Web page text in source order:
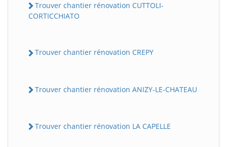
Trouver chantier rénovation CUTTOLI-
CORTICCHIATO
Trouver chantier rénovation CREPY
Trouver chantier rénovation ANIZY-LE-CHATEAU
Trouver chantier rénovation LA CAPELLE